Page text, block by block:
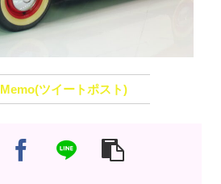
Memo(ツイートポスト)